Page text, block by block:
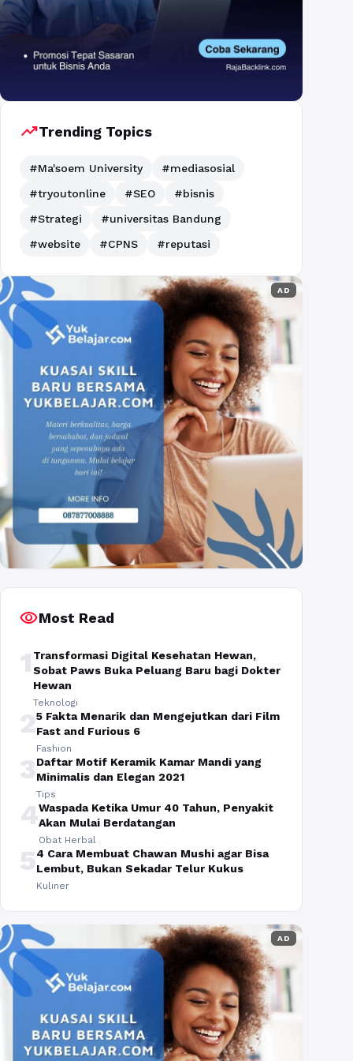
trending_upTrending Topics
#Ma'soem University
#mediasosial
#tryoutonline
#SEO
#bisnis
#Strategi
#universitas Bandung
#website
#CPNS #reputasi
AD
visibilityMost Read
1 Transformasi Digital Kesehatan Hewan,
Sobat Paws Buka Peluang Baru bagi Dokter
Hewan
Teknologi
25 Fakta Menarik dan Mengejutkan dari Film
Fast and Furious 6
Fashion
3Daftar Motif Keramik Kamar Mandi yang
Minimalis dan Elegan 2021
Tips
4Waspada Ketika Umur 40 Tahun, Penyakit
Akan Mulai Berdatangan
Obat Herbal
54 Cara Membuat Chawan Mushi agar Bisa
Lembut, Bukan Sekadar Telur Kukus
Kuliner
AD